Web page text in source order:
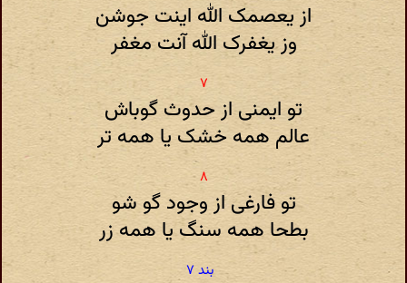
از یعصمک الله اینت جوشن
وز یغفرک الله آنت مغفر
تو ایمنی از حدوث گوباش
عالم همه خشک یا همه تر
تو فارغی از وجود گو شو
بطحا همه سنگ یا همه زر